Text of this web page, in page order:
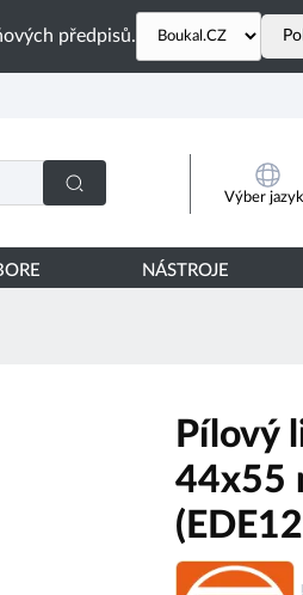
předpisů.
Výber
NÁSTROJE
Pílový
44x55